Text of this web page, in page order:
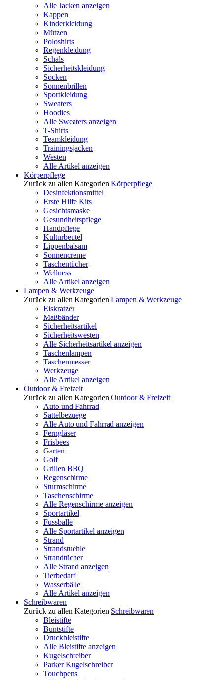
Alle Jacken anzeigen
Kappen
Kinderkleidung
Mützen
Poloshirts
Regenkleidung
Schals
Sicherheitskleidung
Socken
Sonnenbrillen
Sportkleidung
Sweaters
Hoodies
Alle Sweaters anzeigen
T-Shirts
Teamkleidung
Trainingsjacken
Westen
Alle Artikel anzeigen
Körperpflege
Zurück zu allen Kategorien Körperpflege
Desinfektionsmittel
Erste Hilfe Kits
Gesichtsmaske
Gesundheitspflege
Handpflege
Kulturbeutel
Lippenbalsam
Sonnencreme
Taschentücher
Wellness
Alle Artikel anzeigen
Lampen & Werkzeuge
Zurück zu allen Kategorien Lampen & Werkzeuge
Eiskratzer
Maßbänder
Sicherheitsartikel
Sicherheitswesten
Alle Sicherheitsartikel anzeigen
Taschenlampen
Taschenmesser
Werkzeuge
Alle Artikel anzeigen
Outdoor & Freizeit
Zurück zu allen Kategorien Outdoor & Freizeit
Auto und Fahrrad
Sattelbezuege
Alle Auto und Fahrrad anzeigen
Ferngläser
Frisbees
Garten
Golf
Grillen BBQ
Regenschirme
Sturmschirme
Taschenschirme
Alle Regenschirme anzeigen
Sportartikel
Fussballe
Alle Sportartikel anzeigen
Strand
Strandstuehle
Strandtücher
Alle Strand anzeigen
Tierbedarf
Wasserbälle
Alle Artikel anzeigen
Schreibwaren
Zurück zu allen Kategorien Schreibwaren
Bleistifte
Buntstifte
Druckbleistifte
Alle Bleistifte anzeigen
Kugelschreiber
Parker Kugelschreiber
Touchpens